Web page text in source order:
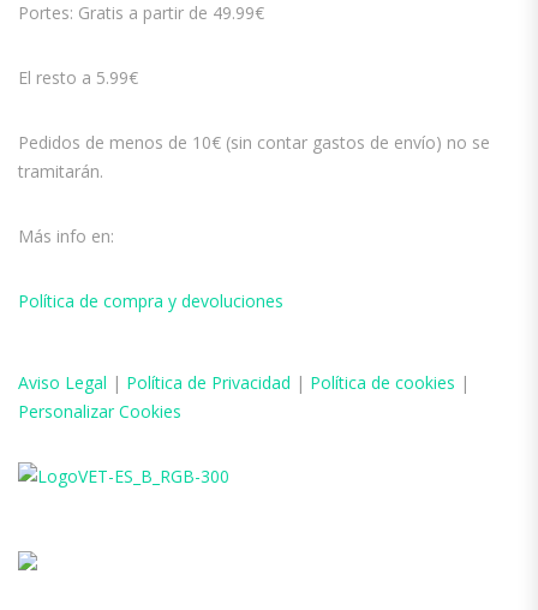
Portes: Gratis a partir de 49.99€
El resto a 5.99€
Pedidos de menos de 10€ (sin contar gastos de envío) no se
tramitarán.
Más info en:
Política de compra y devoluciones
Aviso Legal | Política de Privacidad | Política de cookies |
Personalizar Cookies